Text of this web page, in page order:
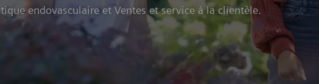
endovasculaire et Ventes et service à la clientèle.